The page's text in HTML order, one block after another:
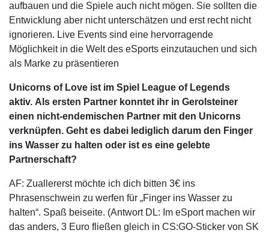
aufbauen und die Spiele auch nicht mögen. Sie sollten die
Entwicklung aber nicht unterschätzen und erst recht nicht
ignorieren. Live Events sind eine hervorragende
Möglichkeit in die Welt des eSports einzutauchen und sich
als Marke zu präsentieren
Unicorns of Love ist im Spiel League of Legends
aktiv. Als ersten Partner konntet ihr in Gerolsteiner
einen nicht-endemischen Partner mit den Unicorns
verknüpfen. Geht es dabei lediglich darum den Finger
ins Wasser zu halten oder ist es eine gelebte
Partnerschaft?
AF: Zuallererst möchte ich dich bitten 3€ ins
Phrasenschwein zu werfen für „Finger ins Wasser zu
halten“. Spaß beiseite. (Antwort DL: Im eSport machen wir
das anders, 3 Euro fließen gleich in CS:GO-Sticker von SK